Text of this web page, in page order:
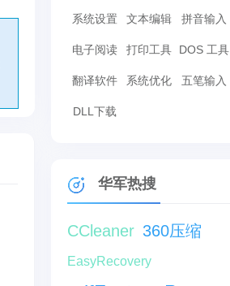
系统设置 文本编辑 拼音输入
电子阅读 打印工具 DOS 工具
翻译软件 系统优化 五笔输入
DLL下载
华军热搜
CCleaner 360压缩
EasyRecovery